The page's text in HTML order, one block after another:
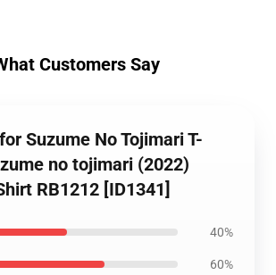
Customers Say
Suzume No Tojimari T-
no tojimari (2022)
RB1212 [ID1341]
40%
60%